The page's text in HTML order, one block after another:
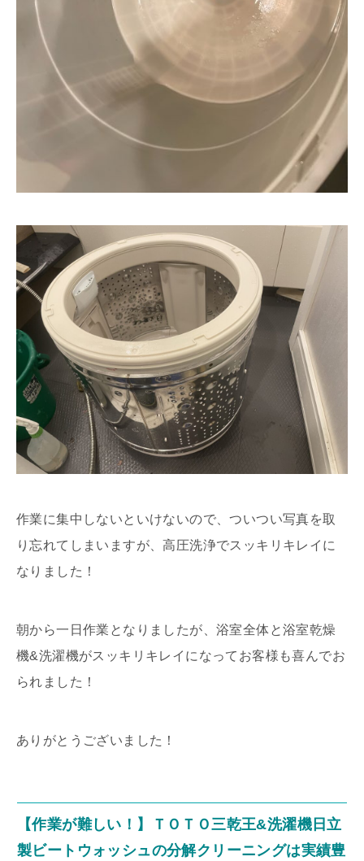
作業に集中しないといけないので、ついつい写真を取
り忘れてしまいますが、高圧洗浄でスッキリキレイに
なりました！
朝から一日作業となりましたが、浴室全体と浴室乾燥
機&洗濯機がスッキリキレイになってお客様も喜んでお
られました！
ありがとうございました！
【作業が難しい！】ＴＯＴＯ三乾王&洗濯機日立
製ビートウォッシュの分解クリーニングは実績豊